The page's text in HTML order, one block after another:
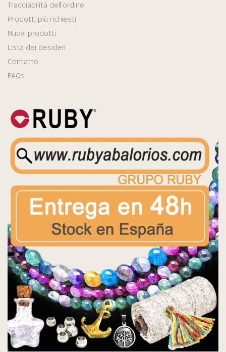
Tracciabilità dell’ordine
Prodotti più richiesti
Nuovi prodotti
Lista dei desideri
Contatto
FAQs